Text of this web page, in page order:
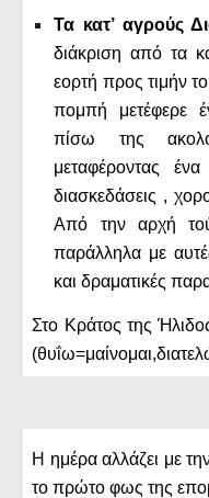
Τα κατ’ αγρούς
διάκριση από τα
εορτή προς τιμήν
πομπή μετέφερε
πίσω της
μεταφέροντας
διασκεδάσεις ,
Από την αρχή
παράλληλα με
και δραματικές
Στο Κράτος της
Η ημέρα αλλάζει με
το πρώτο φως της